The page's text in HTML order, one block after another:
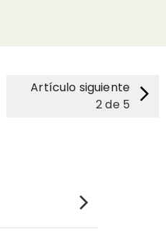
Artículo siguiente
2de 5